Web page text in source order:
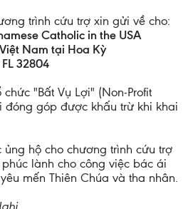
trình cứu trợ xin gửi về cho:
Catholic in the USA
Nam tại Hoa Kỳ
32804
"Bất Vụ Lợi" (Non-Profit
đóng góp được khấu trừ khi khai
hộ cho chương trình cứu trợ
lành cho công việc bác ái
mến Thiên Chúa và tha nhân.